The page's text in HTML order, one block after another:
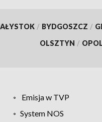
/ BYDGOSZCZ /
OLSZTYN /
Emisja w TVP
System NOS